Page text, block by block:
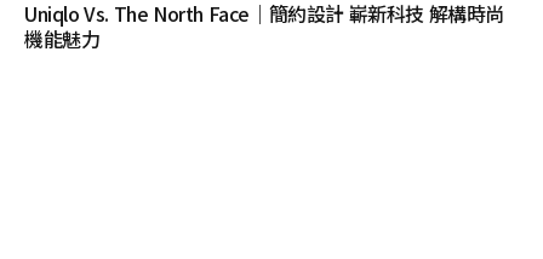
Uniqlo Vs. The North Face｜簡約設計 嶄新科技 解構時尚
機能魅力